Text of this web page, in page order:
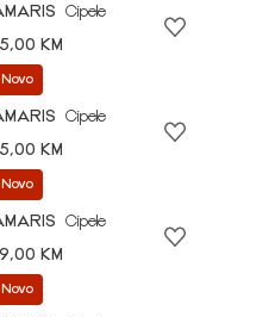
Cipele
KM
Novo
Cipele
KM
Novo
Cipele
KM
Novo